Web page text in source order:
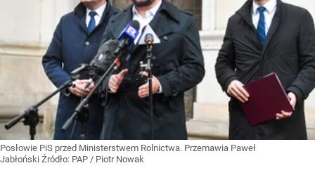
Posłowie PiS przed Ministerstwem Rolnictwa. Przemawia Paweł
Jabłoński Źródło: PAP / Piotr Nowak